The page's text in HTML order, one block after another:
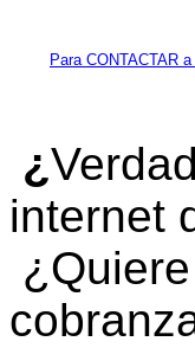
Para CONTACTAR
¿
internet